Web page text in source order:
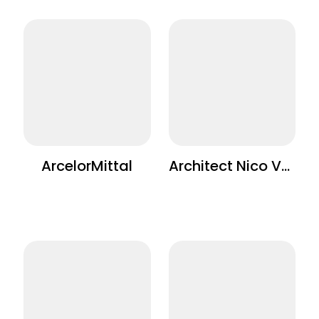
ArcelorMittal Architect Nico Vanneste